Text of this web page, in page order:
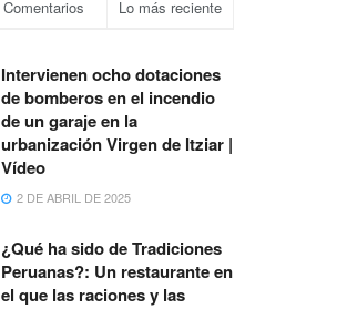
Comentarios Lo más reciente
Intervienen ocho dotaciones
de bomberos en el incendio
de un garaje en la
urbanización Virgen de Itziar |
Vídeo
2 DE ABRIL DE 2025
¿Qué ha sido de Tradiciones
Peruanas?: Un restaurante en
el que las raciones y las